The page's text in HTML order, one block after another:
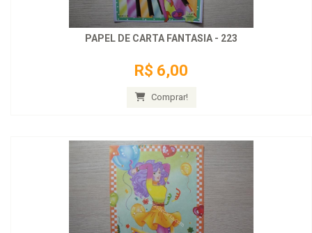
PAPEL DE CARTA FANTASIA - 223
R$ 6,00
Comprar!